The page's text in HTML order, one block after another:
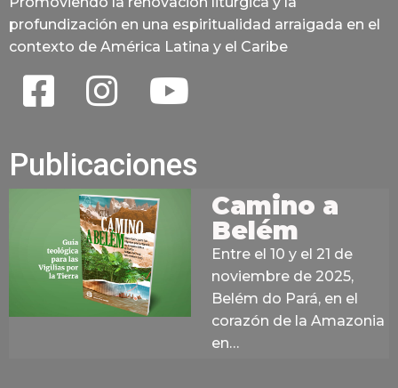
profundización en una espiritualidad arraigada en el
contexto de América Latina y el Caribe
Publicaciones
Camino a
Belém
Entre el 10 y el 21 de
noviembre de 2025,
Belém do Pará, en el
corazón de la Amazonia
en…